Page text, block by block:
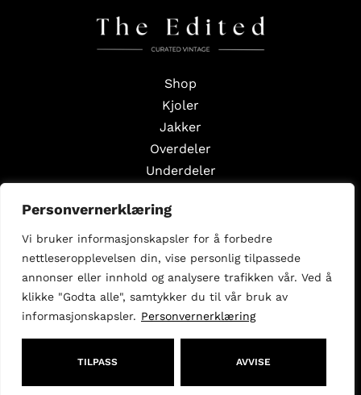
Personvernerklæring
Vi bruker informasjonskapsler for å forbedre
nettleseropplevelsen din, vise personlig tilpassede
annonser eller innhold og analysere trafikken vår. Ved å
klikke "Godta alle", samtykker du til vår bruk av
informasjonskapsler. Personvernerklæring
TILPASS AVVISE
Shop
Kjoler
Jakker
Overdeler
Underdeler
Styling Edits
Guide Edits
Inspirasjon
Om oss
Selg med oss